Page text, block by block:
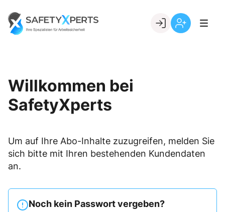
content
Go to landing page.
Willkommen bei
SafetyXperts
Um auf Ihre Abo-Inhalte zuzugreifen, melden Sie
sich bitte mit Ihren bestehenden Kundendaten
an.
Noch kein Passwort vergeben?